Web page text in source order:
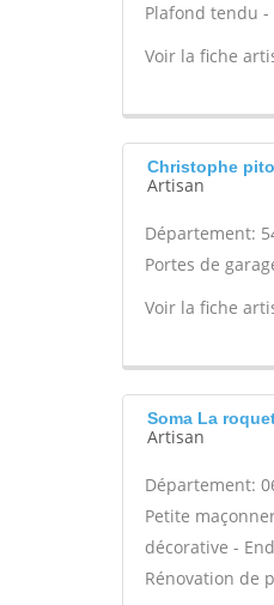
Plafond tendu -
Voir la fiche
Christophe
Artisan
Département:
Portes de
Voir la fiche
Soma La
Artisan
Département:
Petite
décorative -
Rénovation de